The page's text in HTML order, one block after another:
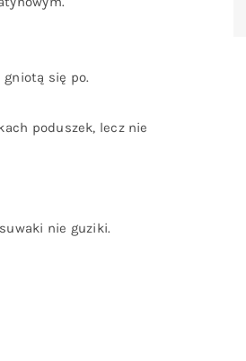
się po.
poduszek, lecz nie
nie guziki.